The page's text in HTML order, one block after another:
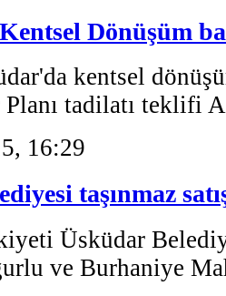
Dönüşüm
kentsel
Planı tadilatı teklifi
16:29
taşınmaz
Üsküdar
ve Burhaniye